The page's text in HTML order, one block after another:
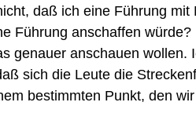
daß ich eine Führung
Führung anschaffen
genauer anschauen
sich die Leute die
bestimmten Punkt, den